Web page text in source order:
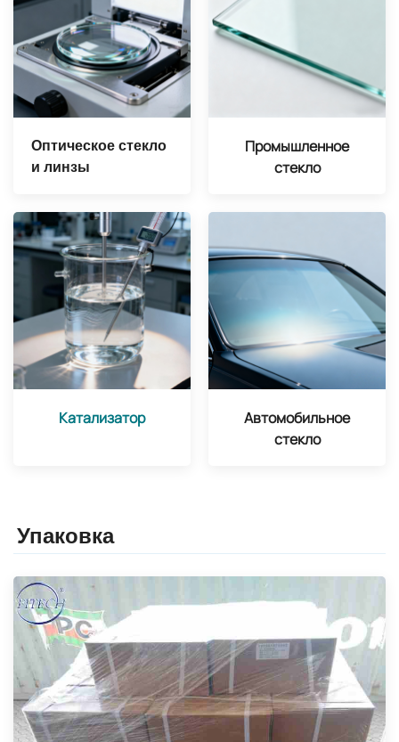
Оптическое стекло
и линзы
Промышленное
стекло
Катализатор
Автомобильное
стекло
Упаковка